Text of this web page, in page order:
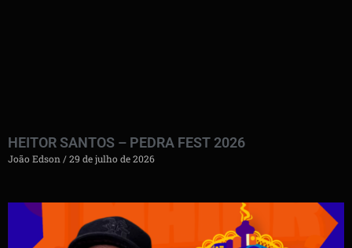
HEITOR SANTOS – PEDRA FEST 2026
João Edson 29 de julho de 2026